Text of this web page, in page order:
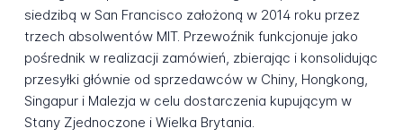
siedzibą w San Francisco założoną w 2014 roku przez
trzech absolwentów MIT. Przewoźnik funkcjonuje jako
pośrednik w realizacji zamówień, zbierając i konsolidując
przesyłki głównie od sprzedawców w Chiny, Hongkong,
Singapur i Malezja w celu dostarczenia kupującym w
Stany Zjednoczone i Wielka Brytania.